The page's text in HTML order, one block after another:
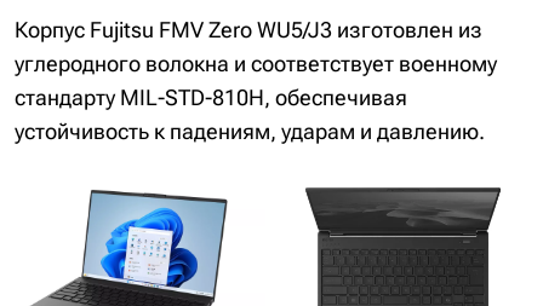
Корпус Fujitsu FMV Zero WU5/J3 изготовлен из
углеродного волокна и соответствует военному
стандарту MIL-STD-810H, обеспечивая
устойчивость к падениям, ударам и давлению.